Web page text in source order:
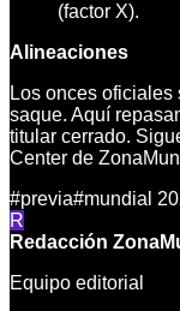
(factor X).
Alineaciones
Los onces oficiales
saque. Aquí
titular cerrado.
Center de
#previa#mundial
R
Redacción
Equipo editorial